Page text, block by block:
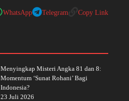
WhatsApp Telegram Copy Link
Menyingkap Misteri Angka 81 dan 8:
Momentum ‘Sunat Rohani’ Bagi
Indonesia?
23 Juli 2026